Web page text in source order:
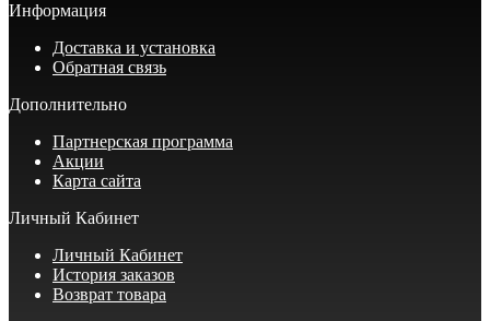
Информация
Доставка и установка
Обратная связь
Дополнительно
Партнерская программа
Акции
Карта сайта
Личный Кабинет
Личный Кабинет
История заказов
Возврат товара